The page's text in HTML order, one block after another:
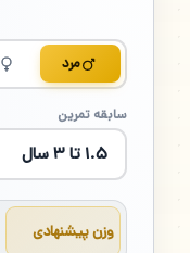
مرد
سابقه تمرین
وزن پیشنهادی